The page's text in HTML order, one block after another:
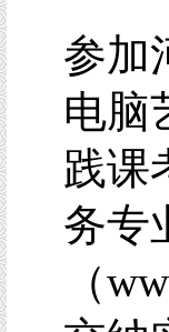
参加
电脑
践课
务专
（